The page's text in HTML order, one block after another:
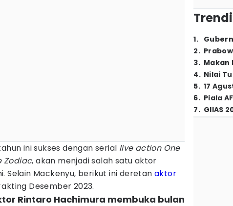
ini sukses dengan serial live action One
Zodiac, akan menjadi salah satu aktor
Selain Mackenyu, berikut ini deretan aktor
akting Desember 2023.
Rintaro Hachimura membuka bulan
1.
2.
3. Makan
4. Nilai
5. 17
6. Piala
7. GIIAS